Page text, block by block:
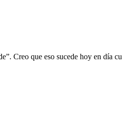
Creo que eso sucede hoy en